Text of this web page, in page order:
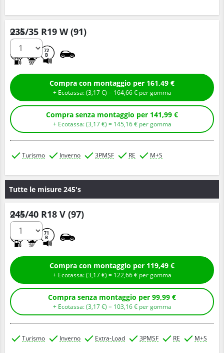
235/35 R19 W (91)
72
B
Q.tà
Compra con montaggio per 161,49 €
+ Ecotassa: (3,17€ ) = 164,66€ per gomma
Compra senza montaggio per 141,99 €
+ Ecotassa: (3,17€ ) = 145,16€ per gomma
Turismo Inverno 3PMSF RE M+S
Tutte le misure 245's
245/40 R18 V (97)
71
B
Q.tà
Compra con montaggio per 119,49 €
+ Ecotassa: (3,17€ ) = 122,66€ per gomma
Compra senza montaggio per 99,99 €
+ Ecotassa: (3,17€ ) = 103,16€ per gomma
Turismo Inverno Extra-Load 3PMSF RE M+S